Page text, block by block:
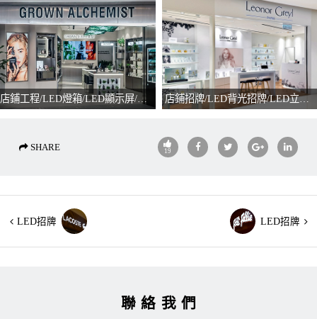
店鋪工程/LED燈箱/LED顯示屏/陳列品 店鋪招牌/LED背光招牌/LED立體字招牌/噴畫貼紙
SHARE 19
LED招牌 LED招牌
聯絡我們